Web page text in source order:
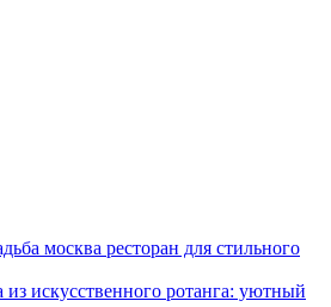
москва ресторан для стильного
из искусственного ротанга: уютный